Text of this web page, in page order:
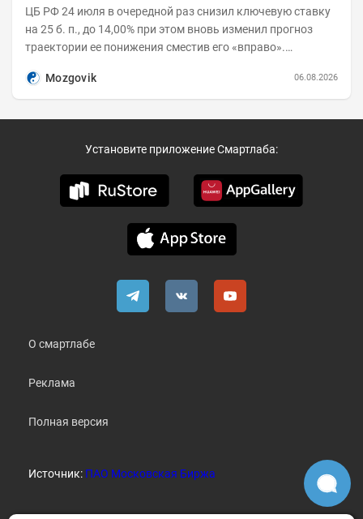
ЦБ РФ 24 июля в очередной раз снизил ключевую ставку
на 25 б. п., до 14,00% при этом вновь изменил прогноз
траектории ее понижения сместив его «вправо».
Mozgovik
06.08.2026
Установите приложение Смартлаба:
О смартлабе
Реклама
Полная версия
Источник: ПАО Московская Биржа